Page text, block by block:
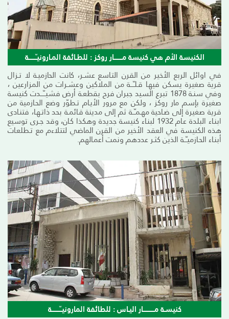
الكنيسة الأم هي كنيسة مــــــــار روكز : للطـائفة المـارونيـّـــــــة
في اوائل الربع الأخير من القرن التـاسع عشـر، كانت الحازميـة لا تـزال
قرية صغيرة يسكن فيهـا قـلـّـــة من الملاكين وعشـرات من المزارعين ،
وفي سنـة 1878 تبرع السيد جبران فرح بقطعـة أرض فشيــّـــدت كنيسة
صغيرة بإسم مار روكز ، ولكن مع مرور الأيـام تـطوّر وضع الحـازمية من
قرية صغيرة إلى ضـاحية مهـمـّــة ثم إلى مدينة قـائمـة بحد ذاتـهـا، فتنـادى
ابنـاء البلدة عـام 1932 لبنـاء كنيسة جديدة وهكذا كـان، وقد جـرى توسيع
هذه الكنيسة في العقد الأخير من القرن الماضي لتتلاءم مع تـطلعـات
أبنـاء الحـازميـّــة الذين كثـر عددهم ونمت أعمـالهم.
كنيسـة مـــــــــــار اليـاس : للطائفة المارونيــّــــــــة